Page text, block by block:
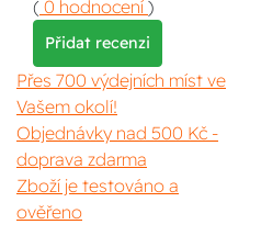
( 0 hodnocení )
Přidat recenzi
Přes 700 výdejních míst ve
Vašem okolí!
Objednávky nad 500 Kč -
doprava zdarma
Zboží je testováno a
ověřeno